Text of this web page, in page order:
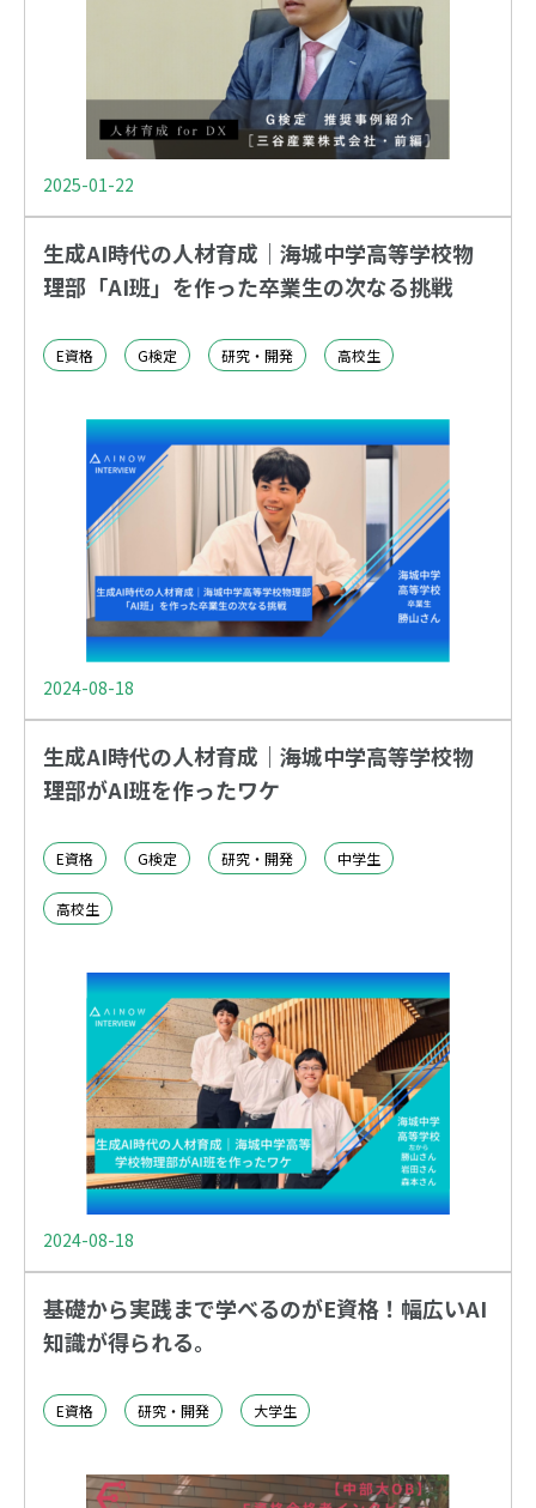
2025-01-22
生成AI時代の人材育成｜海城中学高等学校物
理部「AI班」を作った卒業生の次なる挑戦
E資格 G検定 研究・開発 高校生
2024-08-18
生成AI時代の人材育成｜海城中学高等学校物
理部がAI班を作ったワケ
E資格 G検定 研究・開発 中学生
高校生
2024-08-18
基礎から実践まで学べるのがE資格！幅広いAI
知識が得られる。
E資格 研究・開発 大学生